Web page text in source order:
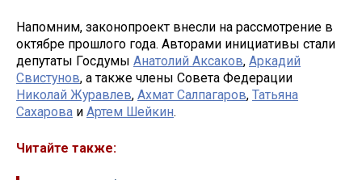
Напомним, законопроект внесли на рассмотрение в
октябре прошлого года. Авторами инициативы стали
депутаты Госдумы Анатолий Аксаков, Аркадий
Свистунов, а также члены Совета Федерации
Николай Журавлев, Ахмат Салпагаров, Татьяна
Сахарова и Артем Шейкин.
Читайте также: